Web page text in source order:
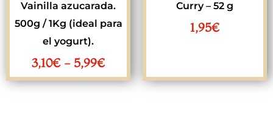
Vainilla azucarada.
500g / 1Kg (ideal para
el yogurt).
3,10€ - 5,99€
Curry – 52 g
1,95€